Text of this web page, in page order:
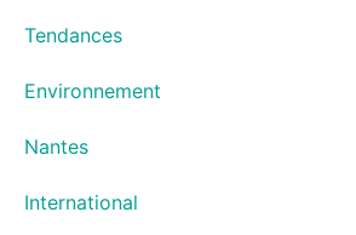
Tendances
Environnement
Nantes
International